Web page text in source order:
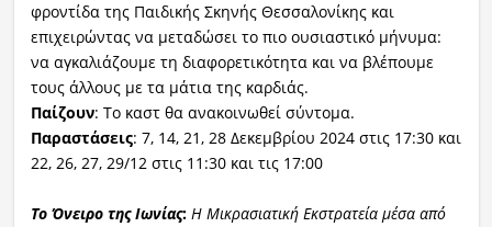
φροντίδα της Παιδικής Σκηνής Θεσσαλονίκης και
επιχειρώντας να μεταδώσει το πιο ουσιαστικό μήνυμα:
να αγκαλιάζουμε τη διαφορετικότητα και να βλέπουμε
τους άλλους με τα μάτια της καρδιάς.
Παίζουν: Το καστ θα ανακοινωθεί σύντομα.
Παραστάσεις: 7, 14, 21, 28 Δεκεμβρίου 2024 στις 17:30 και
22, 26, 27, 29/12 στις 11:30 και τις 17:00
Το Όνειρο της Ιωνίας: Η Μικρασιατική Εκστρατεία μέσα από